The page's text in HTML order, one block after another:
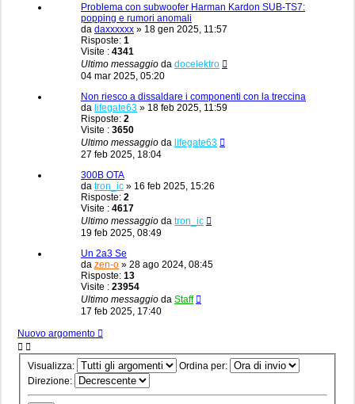
Problema con subwoofer Harman Kardon SUB-TS7:
popping e rumori anomali
da daxxxxxx » 18 gen 2025, 11:57
Risposte: 1
Visite : 4341
Ultimo messaggio da docelektro
04 mar 2025, 05:20
Non riesco a dissaldare i componenti con la treccina
da lifegate63 » 18 feb 2025, 11:59
Risposte: 2
Visite : 3650
Ultimo messaggio da lifegate63
27 feb 2025, 18:04
300B OTA
da tron_ic » 16 feb 2025, 15:26
Risposte: 2
Visite : 4617
Ultimo messaggio da tron_ic
19 feb 2025, 08:49
Un 2a3 Se
da zen-o » 28 ago 2024, 08:45
Risposte: 13
Visite : 23954
Ultimo messaggio da Staff
17 feb 2025, 17:40
Nuovo argomento
Visualizza:
Ordina per:
Direzione: